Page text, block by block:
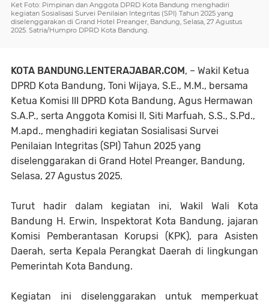
Ket Foto: Pimpinan dan Anggota DPRD Kota Bandung menghadiri
kegiatan Sosialisasi Survei Penilaian Integritas (SPI) Tahun 2025 yang
diselenggarakan di Grand Hotel Preanger, Bandung, Selasa, 27 Agustus
2025. Satria/Humpro DPRD Kota Bandung.
KOTA BANDUNG.LENTERAJABAR.COM, – Wakil Ketua
DPRD Kota Bandung, Toni Wijaya, S.E., M.M., bersama
Ketua Komisi III DPRD Kota Bandung, Agus Hermawan
S.A.P., serta Anggota Komisi II, Siti Marfuah, S.S., S.Pd.,
M.apd., menghadiri kegiatan Sosialisasi Survei
Penilaian Integritas (SPI) Tahun 2025 yang
diselenggarakan di Grand Hotel Preanger, Bandung,
Selasa, 27 Agustus 2025.
Turut hadir dalam kegiatan ini, Wakil Wali Kota
Bandung H. Erwin, Inspektorat Kota Bandung, jajaran
Komisi Pemberantasan Korupsi (KPK), para Asisten
Daerah, serta Kepala Perangkat Daerah di lingkungan
Pemerintah Kota Bandung.
Kegiatan ini diselenggarakan untuk memperkuat